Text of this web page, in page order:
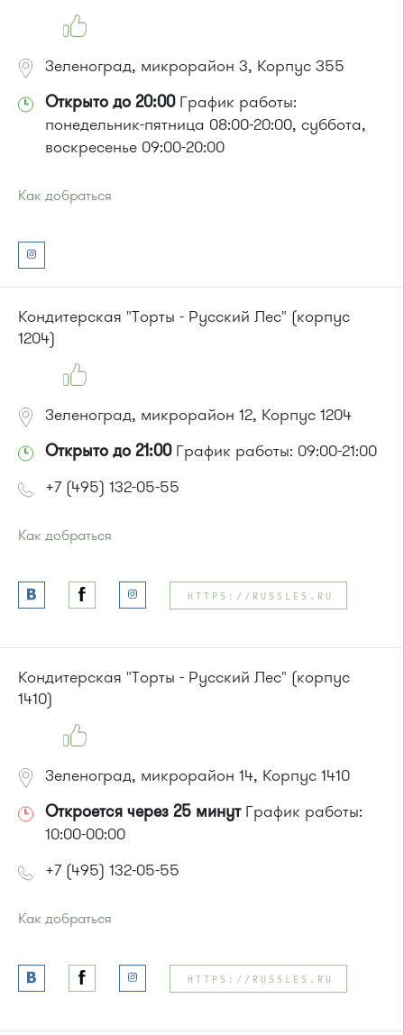
Зеленоград, микрорайон 3, Корпус 355
Открыто до 20:00График работы:
понедельник-пятница 08:00-20:00, суббота,
воскресенье 09:00-20:00
Как добраться
Автобусы № 2, 6, 7, 10, 19.
Маршрутка № 419м, 476м, 720м, 903
или до остановки"Спортивная школа":
Маршрутка № 419м, 476м, 720м, 903
Кондитерская "Торты - Русский Лес" (корпус
1204)
Зеленоград, микрорайон 12, Корпус 1204
Открыто до 21:00График работы: 09:00-21:00
+7 (495) 132-05-55
Как добраться
Автобусы № 1, 4, 8, 10, 12, 13, 15, 23, 29, 312, 377, 390, 476,
493.
720м, 900, 903
Автобусы № 1, 9, 10, 12, 13, 15, 23, 31.
Маршрутка № 128, 409м, 431м, 476м, 720м, 721м, 900, 903
HTTPS://RUSSLES.RU
Кондитерская "Торты - Русский Лес" (корпус
1410)
Зеленоград, микрорайон 14, Корпус 1410
Откроется через 25 минутГрафик работы:
10:00-00:00
+7 (495) 132-05-55
Как добраться
Автобусы № 14, 18, 19.
Маршрутка № 164, 419м
HTTPS://RUSSLES.RU